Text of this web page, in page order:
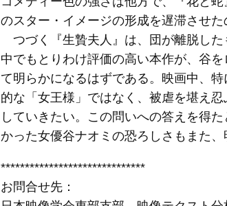
のスター・イメージの形成を遅滞させた
つづく『生贄夫人』は、団が離脱し
中でもとりわけ評価の高い本作が、谷
て明らかになるはずである。映画中、
的な「女王様」ではなく、被虐を堪え
していきたい。この問いへの答えを得
かった女優谷ナオミの恐ろしさもまた、
******************************
お問合せ先：